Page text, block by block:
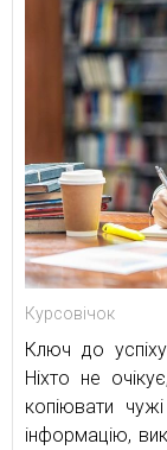
Курсовічок
Ключ до
Ніхто не
копіювати
інформацію,